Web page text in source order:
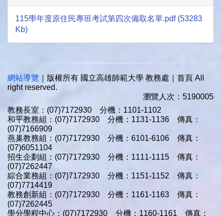
115學年度原住民專班考試第四次備取名單.pdf (53283
Kb)
網站導覽 ｜版權所有 國立高雄師範大學 教務處｜首頁 All
right reserved.
瀏覽人次：5190005
教務長室：(07)7172930 分機：1101-1102
和平教務組：(07)7172930 分機：1131-1136 傳真：
(07)7166909
燕巢教務組：(07)7172930 分機：6101-6106 傳真：
(07)6051104
招生企劃組：(07)7172930 分機：1111-1115 傳真：
(07)7262447
綜合業務組：(07)7172930 分機：1151-1152 傳真：
(07)7714419
教務創新組：(07)7172930 分機：1161-1163 傳真：
(07)7262445
學分學程中心：(07)7172930 分機：1160-1161 傳真：